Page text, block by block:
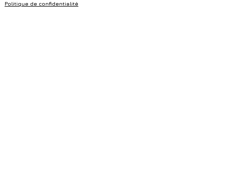
Politique de confidentialité